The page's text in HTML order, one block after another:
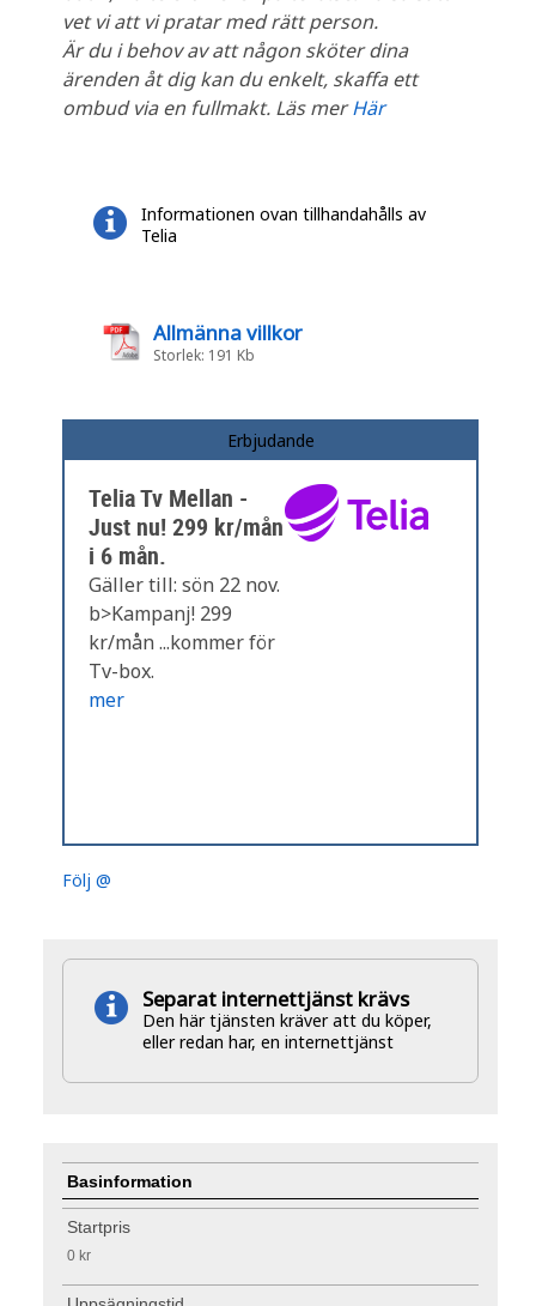
vet vi att vi pratar med rätt person.
Är du i behov av att någon sköter dina
ärenden åt dig kan du enkelt, skaffa ett
ombud via en fullmakt. Läs merHär
Informationen ovan tillhandahålls av
Telia
Allmänna villkor
Storlek: 191 Kb
Erbjudande
Telia Tv Mellan -
Just nu! 299 kr/mån
i 6 mån.
Gäller till: sön 22 nov.
b>Kampanj! 299
kr/mån ...kommer för
Tv-box.
mer
Följ @
Separat internettjänst krävs
Den här tjänsten kräver att du köper,
eller redan har, en internettjänst
Basinformation
Startpris
0 kr